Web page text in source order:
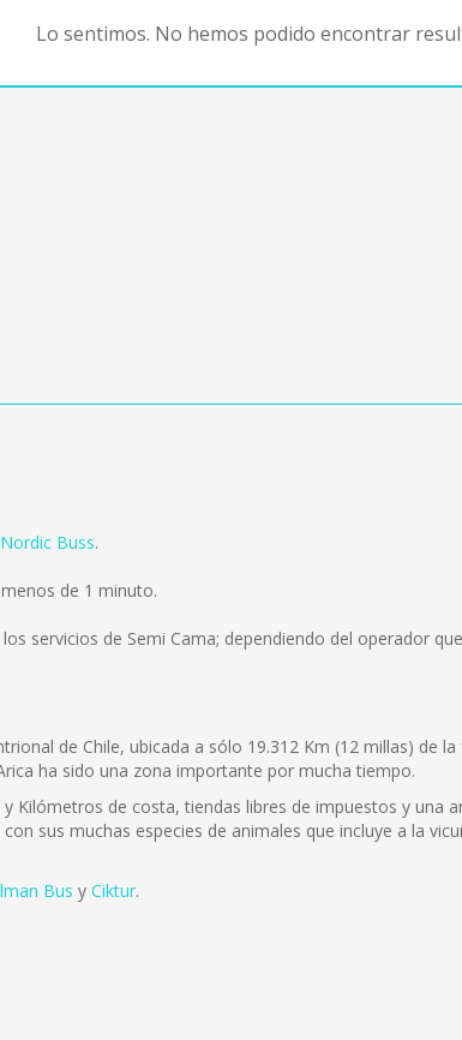
Lo sentimos. No hemos podido encontrar
Nordic Buss.
de 1 minuto.
servicios de Semi Cama; dependiendo del operador
de Chile, ubicada a sólo 19.312 Km (12 millas) de
ha sido una zona importante por mucha tiempo.
Kilómetros de costa, tiendas libres de impuestos y una
sus muchas especies de animales que incluye a la
Bus y Ciktur.